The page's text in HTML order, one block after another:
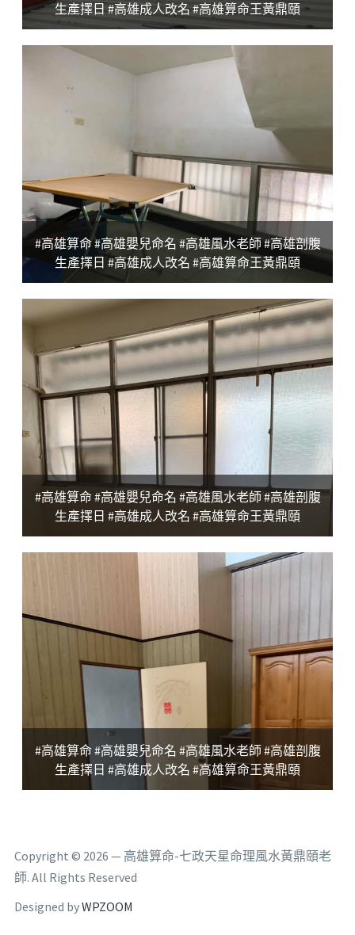
生產擇日 #高雄成人改名 #高雄算命王黃鼎頤
#高雄算命 #高雄嬰兒命名 #高雄風水老師 #高雄剖腹
生產擇日 #高雄成人改名 #高雄算命王黃鼎頤
#高雄算命 #高雄嬰兒命名 #高雄風水老師 #高雄剖腹
生產擇日 #高雄成人改名 #高雄算命王黃鼎頤
#高雄算命 #高雄嬰兒命名 #高雄風水老師 #高雄剖腹
生產擇日 #高雄成人改名 #高雄算命王黃鼎頤
Copyright © 2026 — 高雄算命-七政天星命理風水黃鼎頤老
師. All Rights Reserved
Designed byWPZOOM